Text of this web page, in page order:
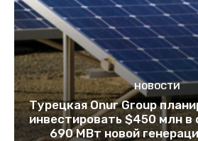
НОВОСТИ
Турецкая Onur Group
инвестировать $450 млн в
690 МВт новой